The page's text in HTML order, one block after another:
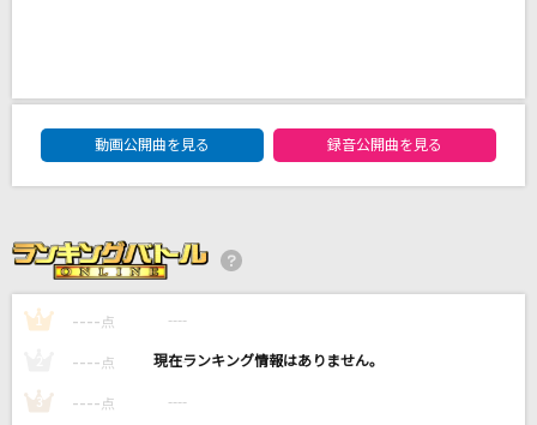
fake face dance music
Mrs. GREEN APPLE
Dark Crow
MAN WITH A MISSION
[プロオケ]I LOVE YOU
DAM★ともボーカルエントリーランキング
動画公開曲を見る
録音公開曲を見る
1 ---- 点 ----
---- 点 ----
3 ---- 点 ----